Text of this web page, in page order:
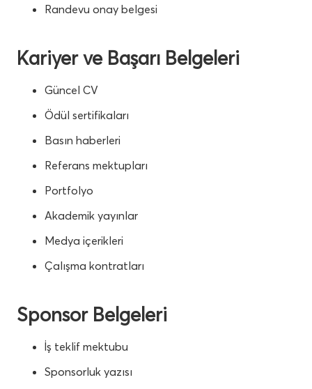
Randevu onay belgesi
Kariyer ve Başarı Belgeleri
Güncel CV
Ödül sertifikaları
Basın haberleri
Referans mektupları
Portfolyo
Akademik yayınlar
Medya içerikleri
Çalışma kontratları
Sponsor Belgeleri
İş teklif mektubu
Sponsorluk yazısı